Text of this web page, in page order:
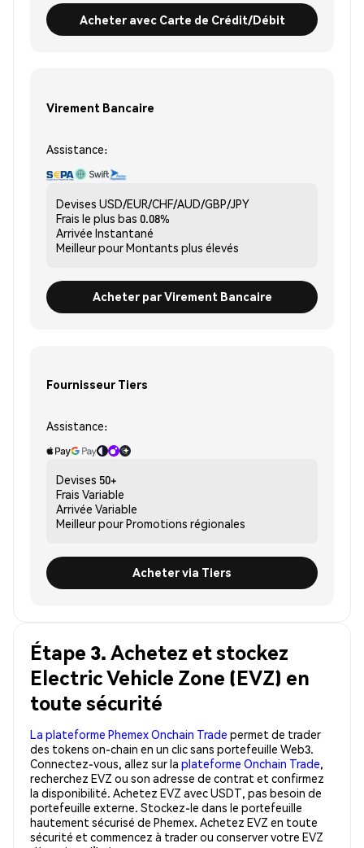
Acheter avec Carte de Crédit/Débit
Virement Bancaire
Assistance:
Devises USD/EUR/CHF/AUD/GBP/JPY
Frais le plus bas 0.08%
Arrivée Instantané
Meilleur pourMontants plus élevés
Acheter par Virement Bancaire
Fournisseur Tiers
Assistance:
Devises 50+
Frais Variable
Arrivée Variable
Meilleur pourPromotions régionales
Acheter via Tiers
Étape 3. Achetez et stockez
Electric Vehicle Zone (EVZ) en
toute sécurité
La plateforme Phemex Onchain Trade permet de trader
des tokens on-chain en un clic sans portefeuille Web3.
Connectez-vous, allez sur la plateforme Onchain Trade,
recherchez EVZ ou son adresse de contrat et confirmez
la disponibilité. Achetez EVZ avec USDT, pas besoin de
portefeuille externe. Stockez-le dans le portefeuille
hautement sécurisé de Phemex. Achetez EVZ en toute
sécurité et commencez à trader ou conserver votre EVZ